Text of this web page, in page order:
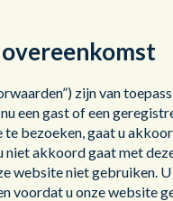
zijn van
een gast of een
bezoeken, gaat u
niet akkoord gaat met
website niet gebruiken.
voordat u onze website